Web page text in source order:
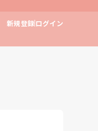
新規登録ログイン